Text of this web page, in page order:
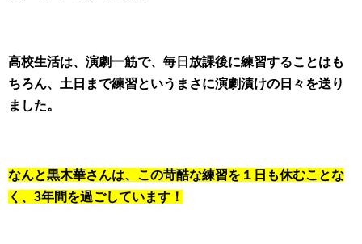
高校生活は、演劇一筋で、毎日放課後に練習することはも
ちろん、土日まで練習というまさに演劇漬けの日々を送り
ました。
なんと黒木華さんは、この苛酷な練習を１日も休むことな
く、3年間を過ごしています！